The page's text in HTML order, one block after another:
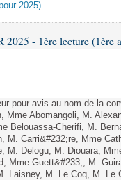
2025)
- 1ère lecture (1ère
pour avis au nom de la
Mme Abomangoli, M.
Belouassa-Cherifi, M.
M. Carri&#232;re, Mme
M. Delogu, M. Diouara,
Mme Guett&#233;, M.
Laisney, M. Le Coq, M. Le